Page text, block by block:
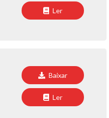
Ler
Baixar
Ler